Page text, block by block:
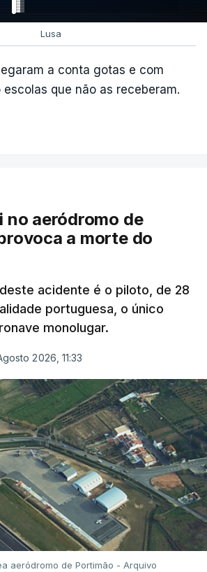
Lusa
a conta gotas e com
escolas que não as receberam.
no aeródromo de
a morte do
acidente é o piloto, de 28
portuguesa, o único
monolugar.
2026, 11:33
aeródromo de Portimão - Arquivo